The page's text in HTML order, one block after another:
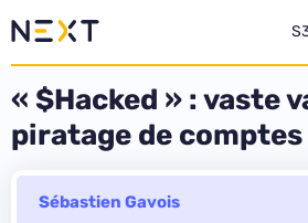
« $Hacked » : vaste
piratage de comptes
Sébastien Gavois